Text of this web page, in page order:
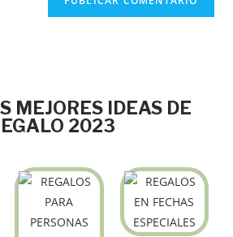
MEJORES IDEAS DE
2023